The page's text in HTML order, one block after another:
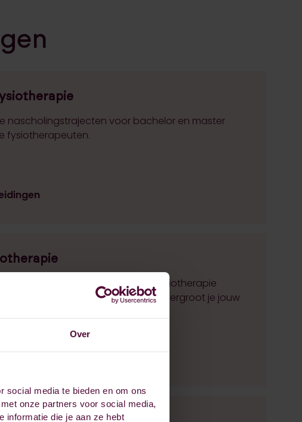
Over
social media te bieden en om ons
onze partners voor social media,
informatie die je aan ze hebt
nascholingstrajecten voor bachelor en master
fysiotherapeuten.
voor ouderen! Met een Geriatriefysiotherapie
complexe klachten behandelen en vergroot je jouw